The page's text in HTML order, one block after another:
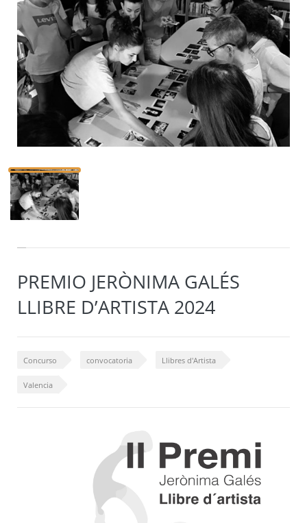
PREMIO JERÒNIMA GALÉS
LLIBRE D’ARTISTA 2024
Concurso convocatoria Llibres d'Artista
Valencia